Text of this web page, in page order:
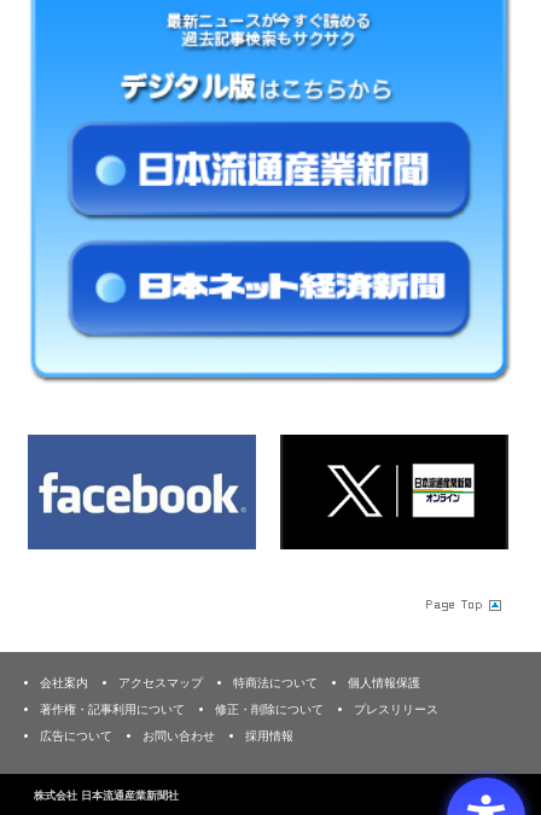
会社案内 アクセスマップ 特商法について
個人情報保護
著作権・記事利用について
修正・削除について
プレスリリース
広告について
お問い合わせ 採用情報
株式会社 日本流通産業新聞社